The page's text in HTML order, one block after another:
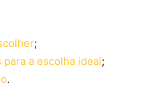
;
a escolha ideal;
.